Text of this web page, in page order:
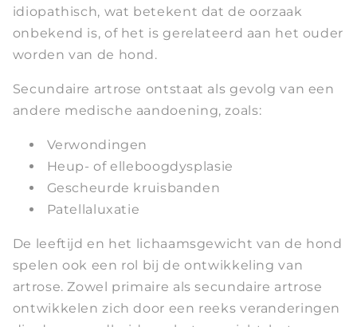
idiopathisch, wat betekent dat de oorzaak
onbekend is, of het is gerelateerd aan het ouder
worden van de hond.
Secundaire artrose ontstaat als gevolg van een
andere medische aandoening, zoals:
Verwondingen
Heup- of elleboogdysplasie
Gescheurde kruisbanden
Patellaluxatie
De leeftijd en het lichaamsgewicht van de hond
spelen ook een rol bij de ontwikkeling van
artrose. Zowel primaire als secundaire artrose
ontwikkelen zich door een reeks veranderingen